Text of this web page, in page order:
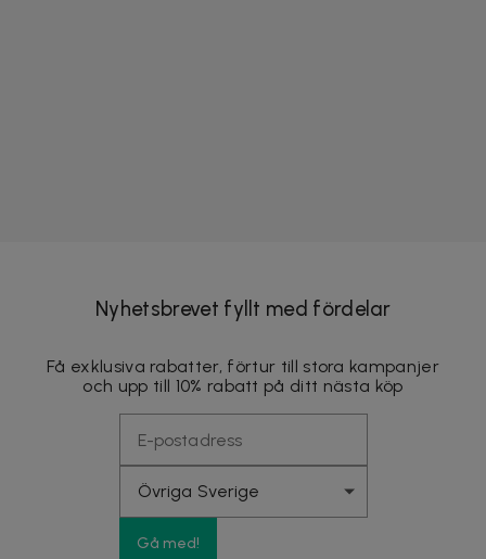
Nyhetsbrevet fyllt med fördelar
Få exklusiva rabatter, förtur till stora kampanjer
och upp till 10% rabatt på ditt nästa köp
Gå med!